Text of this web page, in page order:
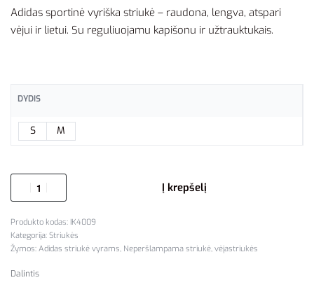
Adidas sportinė vyriška striukė – raudona, lengva, atspari
vėjui ir lietui. Su reguliuojamu kapišonu ir užtrauktukais.
DYDIS
S M
Į krepšelį
IK4009
Kategorija: Striukės
Žymos: Adidas striukė vyrams, Neperšlampama striukė, vėjastriukės
Dalintis